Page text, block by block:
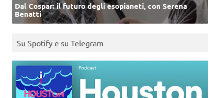
Dal Cospar: il futuro degli esopianeti, con Serena
Benatti
Su Spotify e su Telegram